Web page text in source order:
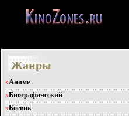
Жанры
»Аниме
»Биографический
»Боевик